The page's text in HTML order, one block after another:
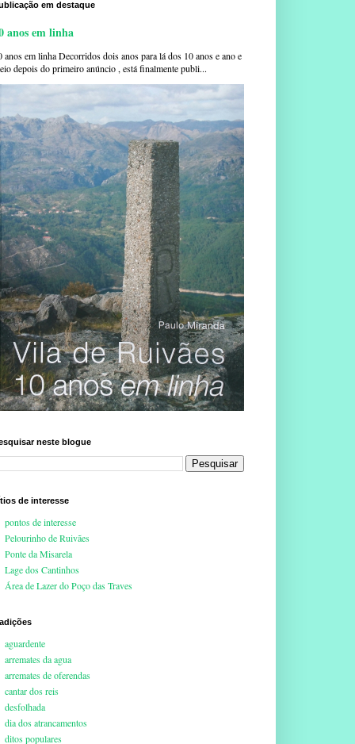
em destaque
anos em linha
anos em linha Decorridos dois anos para lá dos 10 anos e ano e
depois do primeiro anúncio , está finalmente publi...
neste blogue
de interesse
pontos de interesse
Pelourinho de Ruivães
Ponte da Misarela
Lage dos Cantinhos
Área de Lazer do Poço das Traves
aguardente
arremates da agua
arremates de oferendas
cantar dos reis
desfolhada
dia dos atrancamentos
ditos populares